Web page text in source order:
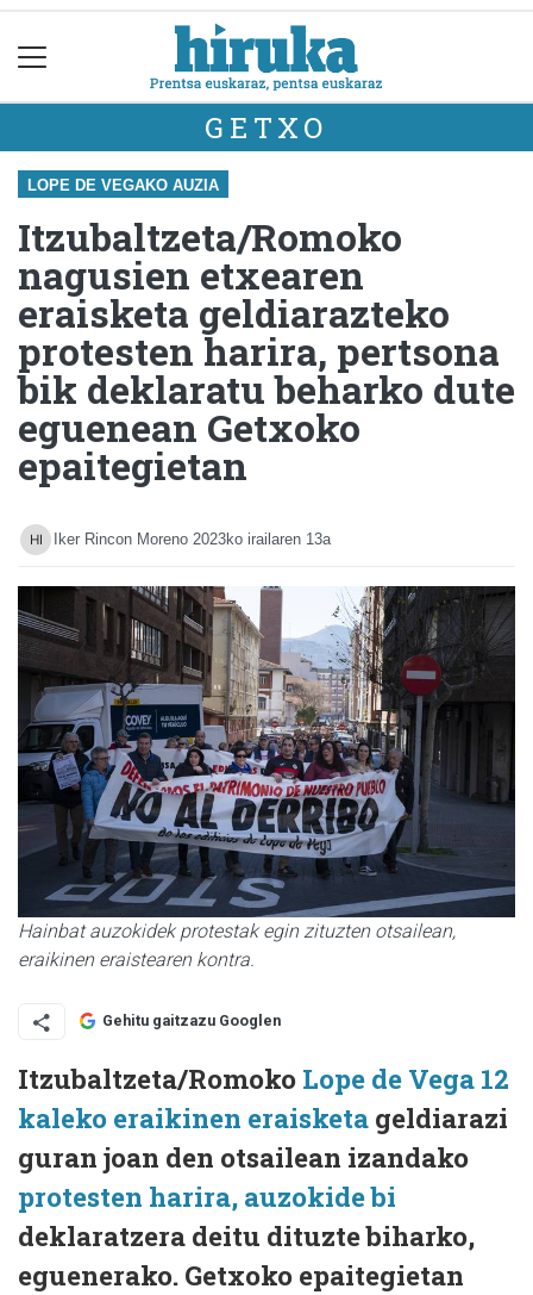
GETXO
LOPE DE VEGAKO AUZIA
Itzubaltzeta/Romoko
nagusien etxearen
eraisketa geldiarazteko
protesten harira, pertsona
bik deklaratu beharko dute
eguenean Getxoko
epaitegietan
Iker Rincon Moreno 2023ko irailaren 13a
Hainbat auzokidek protestak egin zituzten otsailean,
eraikinen eraistearen kontra.
Gehitu gaitzazu Googlen
Itzubaltzeta/Romoko Lope de Vega 12
kaleko eraikinen eraisketa geldiarazi
guran joan den otsailean izandako
protesten harira, auzokide bi
deklaratzera deitu dituzte biharko,
eguenerako. Getxoko epaitegietan